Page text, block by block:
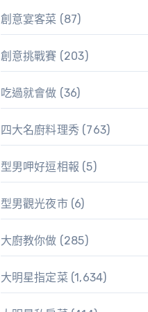
創意宴客菜 (87)
創意挑戰賽 (203)
吃過就會做 (36)
四大名廚料理秀(763)
型男呷好逗相報 (5)
型男觀光夜市(6)
大廚教你做 (285)
大明星指定菜 (1,634)